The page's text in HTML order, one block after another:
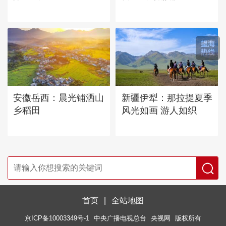
安徽岳西：晨光铺洒山
乡稻田
新疆伊犁：那拉提夏季
风光如画 游人如织
首页 全站地图
京ICP备10003349号-1 中央广播电视总台 央视网 版权所有